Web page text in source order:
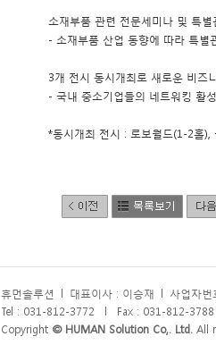
소재부품 관련 전문세미나 및 특
- 소재부품 산업 동향에 따라 특별
3개 전시 동시개최로 새로운 비즈
- 국내 중소기업들의 네트워킹 활
*동시개최 전시 : 로보월드(1-2홀),
휴먼솔루션 대표이사 : 이승재
사업자
Tel : 031-812-3772
Fax : 031-812-3788
Copyright © HUMAN Solution Co,. Ltd. All